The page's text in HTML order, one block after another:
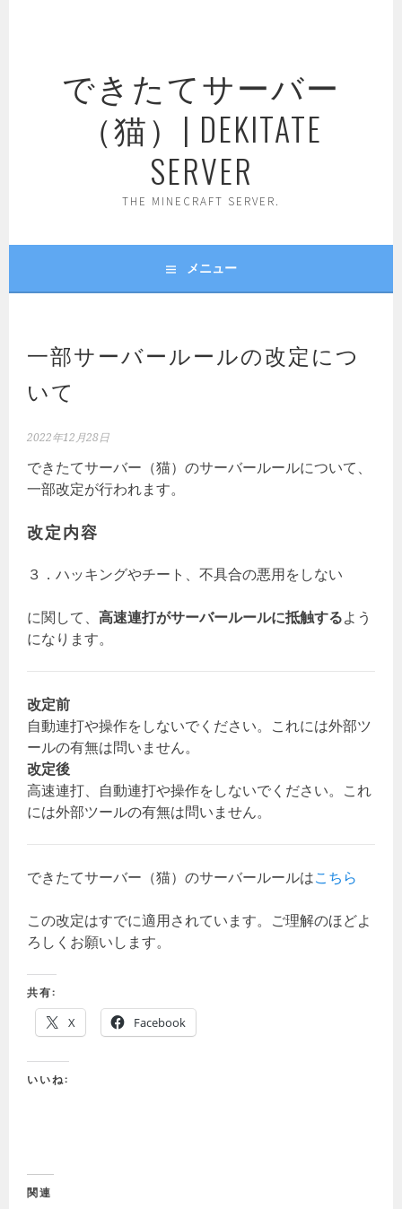
できたてサーバー
（猫）| DEKITATE
SERVER
THE MINECRAFT SERVER.
メニュー
一部サーバールールの改定につ
いて
2022年12月28日
できたてサーバー（猫）のサーバールールについて、
一部改定が行われます。
改定内容
３．ハッキングやチート、不具合の悪用をしない
に関して、高速連打がサーバールールに抵触するよう
になります。
改定前
自動連打や操作をしないでください。これには外部ツ
ールの有無は問いません。
改定後
高速連打、自動連打や操作をしないでください。これ
には外部ツールの有無は問いません。
できたてサーバー（猫）のサーバールールはこちら
この改定はすでに適用されています。ご理解のほどよ
ろしくお願いします。
共有:
X Facebook
いいね:
関連